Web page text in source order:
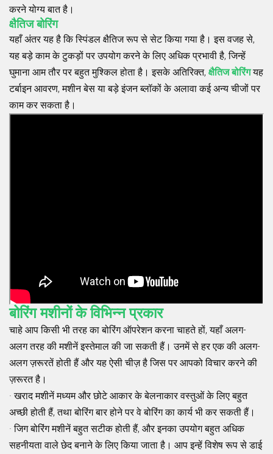
करने योग्य बात है।
क्षैतिज बोरिंग
यहाँ अंतर यह है कि स्पिंडल क्षैतिज रूप से सेट किया गया है। इस वजह से,
यह बड़े काम के टुकड़ों पर उपयोग करने के लिए अधिक प्रभावी है, जिन्हें
घुमाना आम तौर पर बहुत मुश्किल होता है। इसके अतिरिक्त, क्षैतिज बोरिंगयह
टर्बाइन आवरण, मशीन बेस या बड़े इंजन ब्लॉकों के अलावा कई अन्य चीजों पर
काम कर सकता है।
बोरिंग मशीनों के विभिन्न प्रकार
चाहे आप किसी भी तरह का बोरिंग ऑपरेशन करना चाहते हों, यहाँ अलग-
अलग तरह की मशीनें इस्तेमाल की जा सकती हैं। उनमें से हर एक की अलग-
अलग ज़रूरतें होती हैं और यह ऐसी चीज़ है जिस पर आपको विचार करने की
ज़रूरत है।
· खराद मशीनें मध्यम और छोटे आकार के बेलनाकार वस्तुओं के लिए बहुत
अच्छी होती हैं, तथा बोरिंग बार होने पर वे बोरिंग का कार्य भी कर सकती हैं।
· जिग बोरिंग मशीनें बहुत सटीक होती हैं, और इनका उपयोग बहुत अधिक
सहनीयता वाले छेद बनाने के लिए किया जाता है। आप इन्हें विशेष रूप से डाई